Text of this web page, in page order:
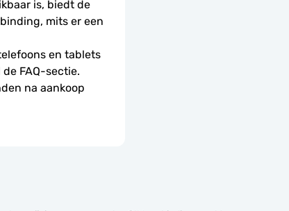
is, biedt de
mits er een
en tablets
FAQ-sectie.
na aankoop